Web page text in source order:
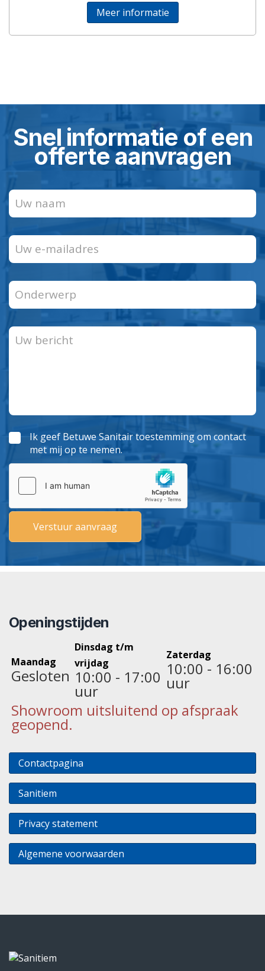
Meer informatie
Snel informatie of een
offerte aanvragen
Ik geef Betuwe Sanitair toestemming om contact
met mij op te nemen.
Openingstijden
Maandag
Gesloten
Dinsdag t/m
vrijdag
10:00 - 17:00
uur
Zaterdag
10:00 - 16:00
uur
Showroom uitsluitend op afspraak
geopend.
Contactpagina
Sanitiem
Privacy statement
Algemene voorwaarden